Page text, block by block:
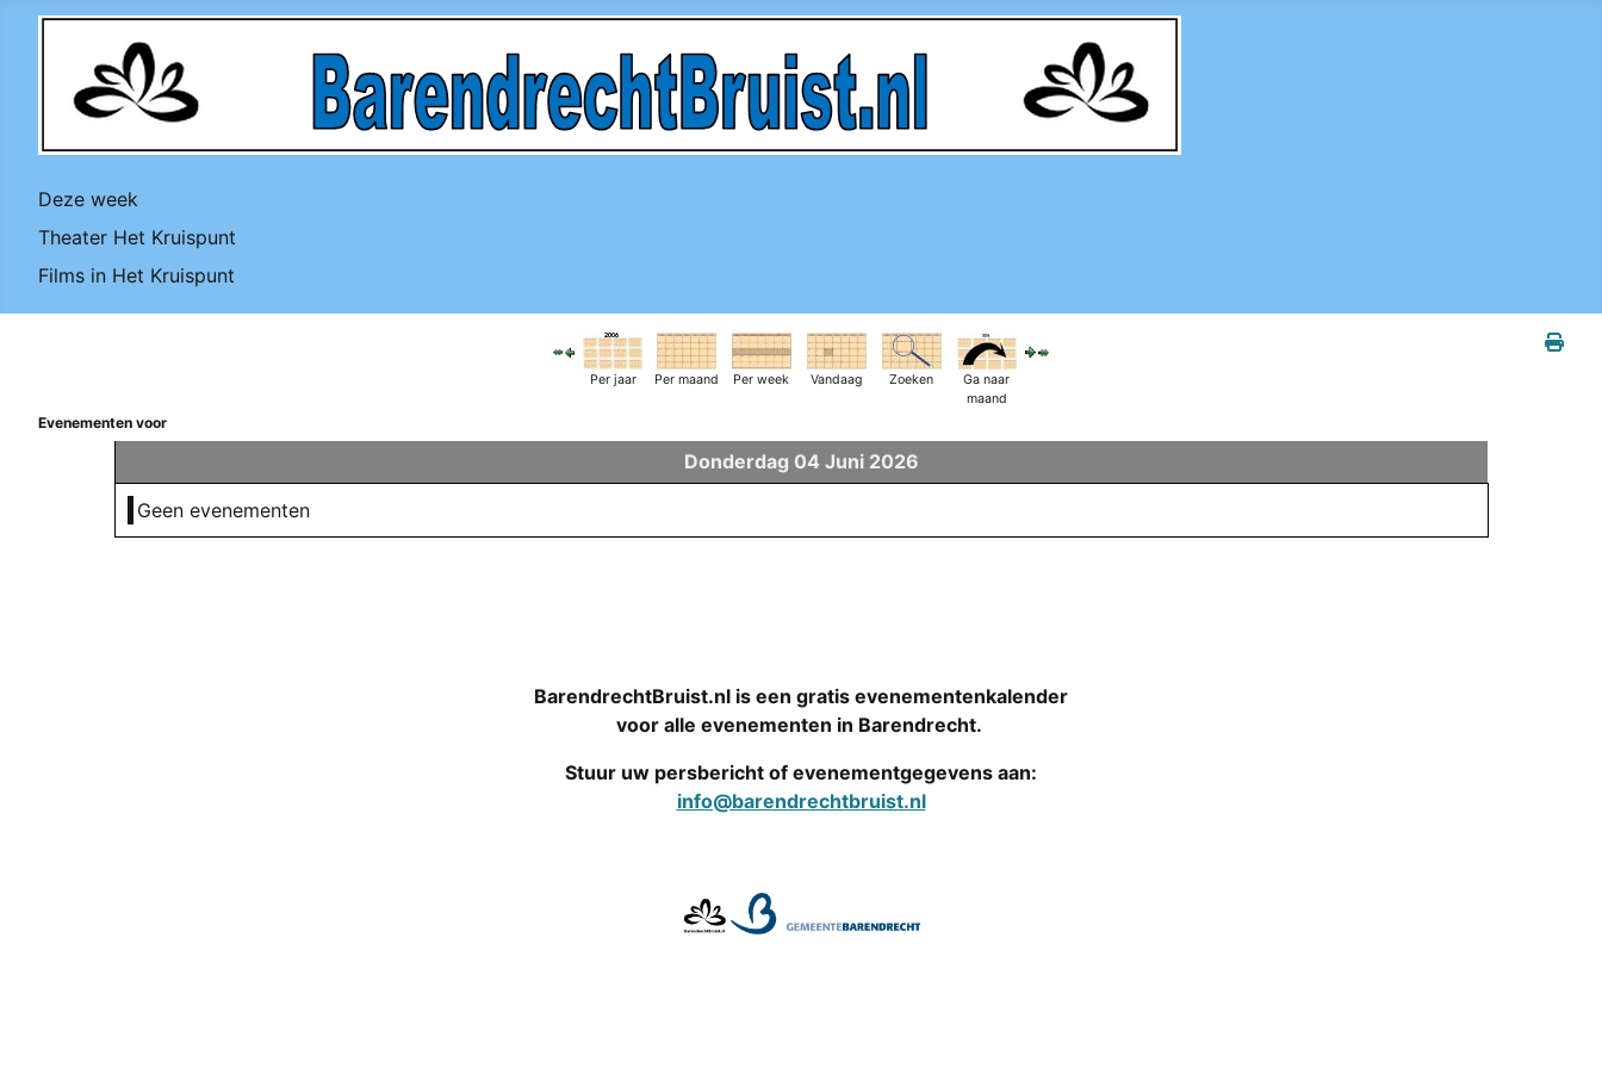
Deze week
Theater Het Kruispunt
Films in Het Kruispunt
Per jaar Per maand Per week Vandaag Zoeken
Ga naar
maand
Evenementen voor
Donderdag 04 Juni 2026
Geen evenementen
BarendrechtBruist.nl is een gratis evenementenkalender
voor alle evenementen in Barendrecht.
Stuur uw persbericht of evenementgegevens aan:
info@barendrechtbruist.nl